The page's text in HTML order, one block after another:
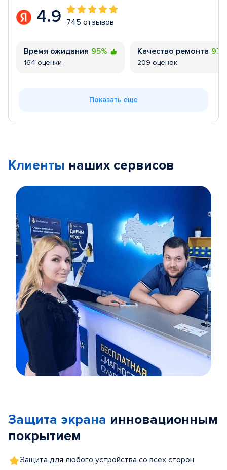
4.9 745 отзывов
Время ожидания 95%
164 оценки
Качество ремонта
209 оценок
Показать еще
Клиенты наших сервисов
5
Защита экрана инновационным
покрытием
Защита для любого устройства со всех сторон